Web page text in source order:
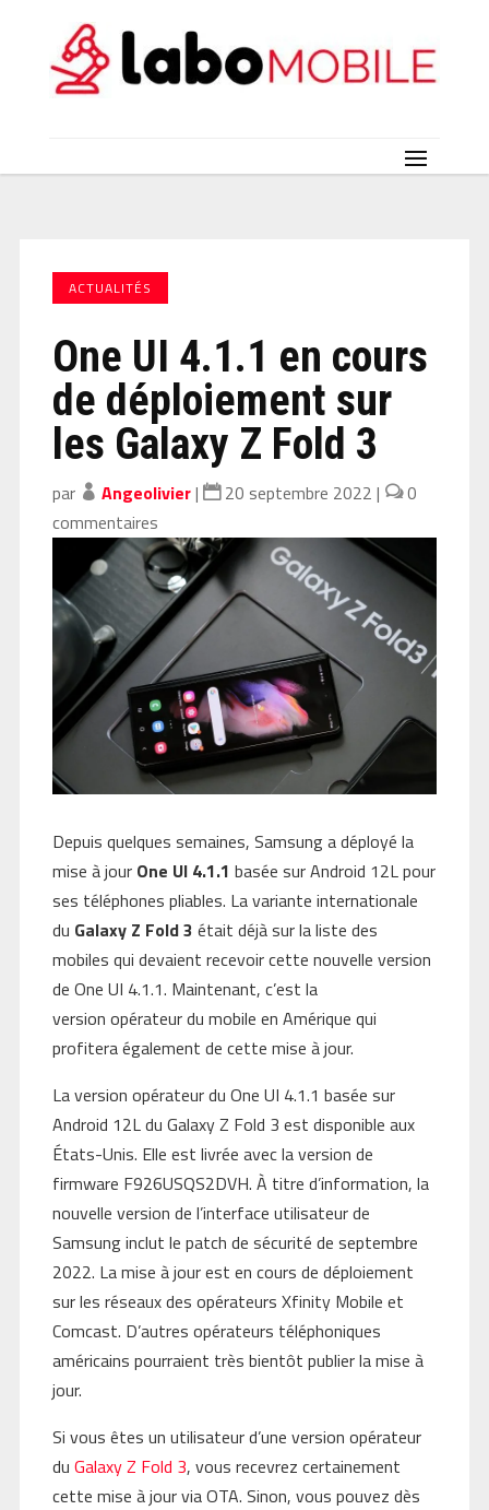
ACTUALITÉS
One UI 4.1.1 en cours
de déploiement sur
les Galaxy Z Fold 3
par Angeolivier| 20 septembre 2022 |
0
commentaires
Depuis quelques semaines, Samsung a déployé la
mise à jour One UI 4.1.1 basée sur Android 12L pour
ses téléphones pliables. La variante internationale
du Galaxy Z Fold 3 était déjà sur la liste des
mobiles qui devaient recevoir cette nouvelle version
de One UI 4.1.1. Maintenant, c’est la
version opérateur du mobile en Amérique qui
profitera également de cette mise à jour.
La version opérateur du One UI 4.1.1 basée sur
Android 12L du Galaxy Z Fold 3 est disponible aux
États-Unis. Elle est livrée avec la version de
firmware F926USQS2DVH. À titre d’information, la
nouvelle version de l’interface utilisateur de
Samsung inclut le patch de sécurité de septembre
2022. La mise à jour est en cours de déploiement
sur les réseaux des opérateurs Xfinity Mobile et
Comcast. D’autres opérateurs téléphoniques
américains pourraient très bientôt publier la mise à
jour.
Si vous êtes un utilisateur d’une version opérateur
du Galaxy Z Fold 3, vous recevrez certainement
cette mise à jour via OTA. Sinon, vous pouvez dès